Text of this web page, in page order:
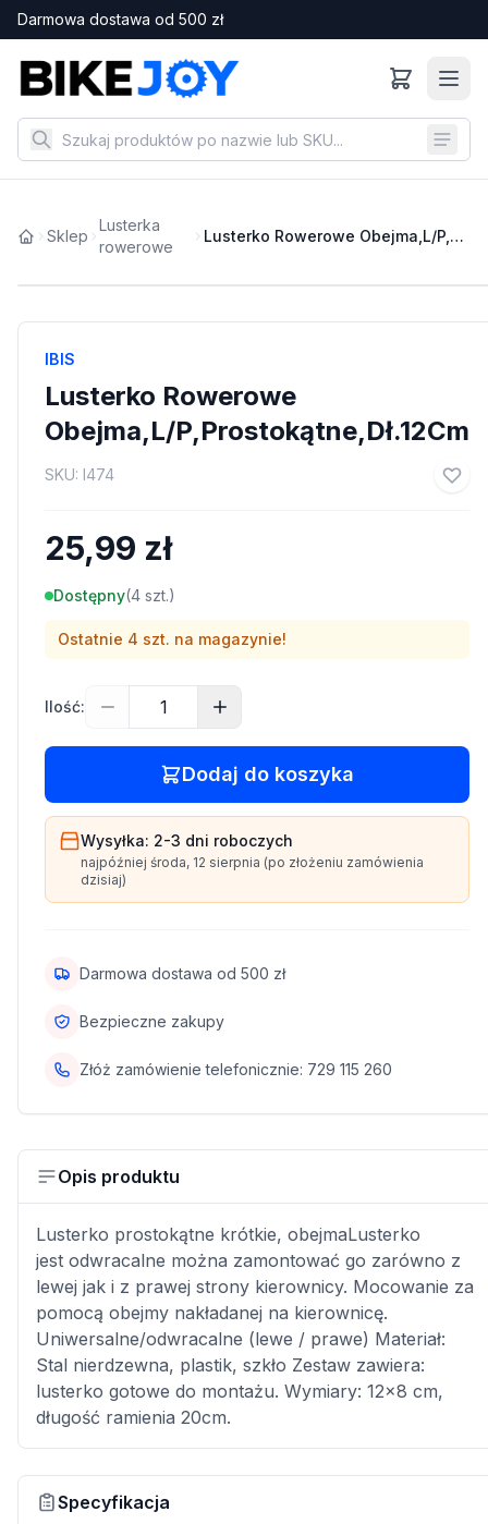
Darmowa dostawa od 500 zł
Sklep
Lusterka
rowerowe
Lusterko Rowerowe Obejma,L/P,Prostokątne,Dł.12Cm
IBIS
Lusterko Rowerowe
Obejma,L/P,Prostokątne,Dł.12Cm
SKU: I474
25,99 zł
Dostępny(4 szt.)
Ostatnie 4 szt. na magazynie!
Ilość:
Dodaj do koszyka
Wysyłka: 2-3 dni roboczych
najpóźniej środa, 12 sierpnia (po złożeniu zamówienia
dzisiaj)
Darmowa dostawa od 500 zł
Bezpieczne zakupy
Złóż zamówienie telefonicznie: 729 115 260
Opis produktu
Lusterko prostokątne krótkie, obejmaLusterko
jest odwracalne można zamontować go zarówno z
lewej jak i z prawej strony kierownicy. Mocowanie za
pomocą obejmy nakładanej na kierownicę.
Uniwersalne/odwracalne (lewe / prawe) Materiał:
Stal nierdzewna, plastik, szkło Zestaw zawiera:
lusterko gotowe do montażu. Wymiary: 12x8 cm,
długość ramienia 20cm.
Specyfikacja